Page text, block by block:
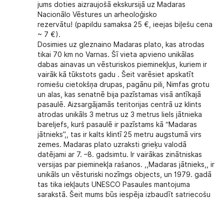
jums doties aizraujošā ekskursijā uz Madaras
Nacionālo Vēstures un arheoloģisko
rezervātu! (papildu samaksa 25 €, ieejas biļešu cena
~ 7 €).
Dosimies uz gleznaino Madaras plato, kas atrodas
tikai 70 km no Varnas. Šī vieta apvieno unikālas
dabas ainavas un vēsturiskos pieminekļus, kuriem ir
vairāk kā tūkstots gadu . Šeit varēsiet apskatīt
romiešu cietokšņa drupas, pagānu pili, Nimfas grotu
un alas, kas senatnē bija pazīstamas visā antīkajā
pasaulē. Aizsargājamās teritorijas centrā uz klints
atrodas unikāls 3 metrus uz 3 metrus liels jātnieka
bareljefs, kurš pasaulē ir pazīstams kā “Madaras
jātnieks”,, tas ir kalts klintī 25 metru augstumā virs
zemes. Madaras plato uzraksti grieķu valodā
datējami ar 7. –8. gadsimtu. Ir vairākas zinātniskas
versijas par pieminekļa rašanos. ,,Madaras jātnieks,, ir
unikāls un vēsturiski nozīmgs objects, un 1979. gadā
tas tika iekļauts UNESCO Pasaules mantojuma
sarakstā. Šeit mums būs iespēja izbaudīt satriecošu